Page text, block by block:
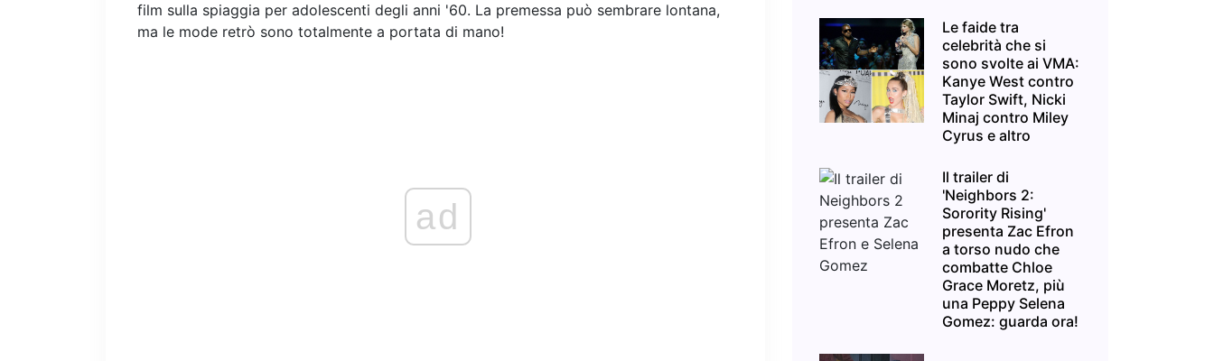
film sulla spiaggia per adolescenti degli anni '60. La premessa può sembrare lontana,
ma le mode retrò sono totalmente a portata di mano!
ad
Le faide tra
celebrità che si
sono svolte ai VMA:
Kanye West contro
Taylor Swift, Nicki
Minaj contro Miley
Cyrus e altro
Il trailer di
'Neighbors 2:
Sorority Rising'
presenta Zac Efron
a torso nudo che
combatte Chloe
Grace Moretz, più
una Peppy Selena
Gomez: guarda ora!